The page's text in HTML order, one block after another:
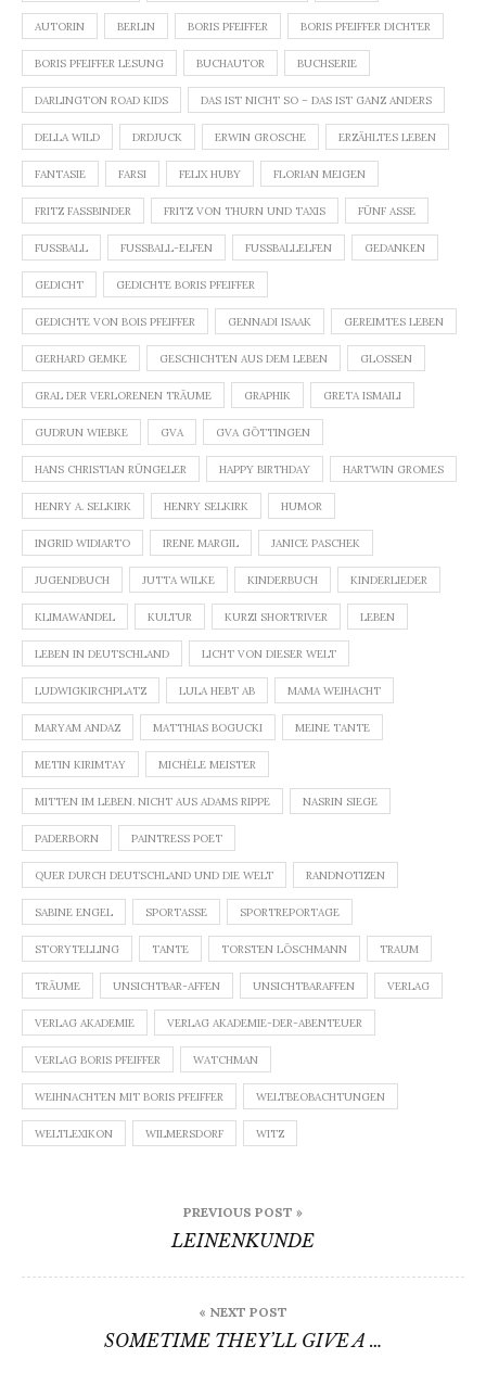
AUTORIN BERLIN BORIS PFEIFFER BORIS PFEIFFER DICHTER
BORIS PFEIFFER LESUNG BUCHAUTOR BUCHSERIE
DARLINGTON ROAD KIDS DAS IST NICHT SO – DAS IST GANZ ANDERS
DELLA WILD DRDJUCK ERWIN GROSCHE ERZÄHLTES LEBEN
FANTASIE FARSI FELIX HUBY FLORIAN MEIGEN
FRITZ FASSBINDER FRITZ VON THURN UND TAXIS FÜNF ASSE
FUSSBALL FUSSBALL-ELFEN FUSSBALLELFEN GEDANKEN
GEDICHT GEDICHTE BORIS PFEIFFER
GEDICHTE VON BOIS PFEIFFER GENNADI ISAAK GEREIMTES LEBEN
GERHARD GEMKE GESCHICHTEN AUS DEM LEBEN GLOSSEN
GRAL DER VERLORENEN TRÄUME GRAPHIK GRETA ISMAILI
GUDRUN WIEBKE GVA GVA GÖTTINGEN
HANS CHRISTIAN RÜNGELER HAPPY BIRTHDAY HARTWIN GROMES
HENRY A. SELKIRK HENRY SELKIRK HUMOR
INGRID WIDIARTO IRENE MARGIL JANICE PASCHEK
JUGENDBUCH JUTTA WILKE KINDERBUCH KINDERLIEDER
KLIMAWANDEL KULTUR KURZI SHORTRIVER LEBEN
LEBEN IN DEUTSCHLAND LICHT VON DIESER WELT
LUDWIGKIRCHPLATZ LULA HEBT AB MAMA WEIHACHT
MARYAM ANDAZ MATTHIAS BOGUCKI MEINE TANTE
METIN KIRIMTAY MICHÈLE MEISTER
MITTEN IM LEBEN. NICHT AUS ADAMS RIPPE NASRIN SIEGE
PADERBORN PAINTRESS POET
QUER DURCH DEUTSCHLAND UND DIE WELT RANDNOTIZEN
SABINE ENGEL SPORTASSE SPORTREPORTAGE
STORYTELLING TANTE TORSTEN LÖSCHMANN TRAUM
TRÄUME UNSICHTBAR-AFFEN UNSICHTBARAFFEN VERLAG
VERLAG AKADEMIE VERLAG AKADEMIE-DER-ABENTEUER
VERLAG BORIS PFEIFFER WATCHMAN
WEIHNACHTEN MIT BORIS PFEIFFER WELTBEOBACHTUNGEN
WELTLEXIKON WILMERSDORF WITZ
PREVIOUS POST »
LEINENKUNDE
« NEXT POST
SOMETIME THEY’LL GIVE A …